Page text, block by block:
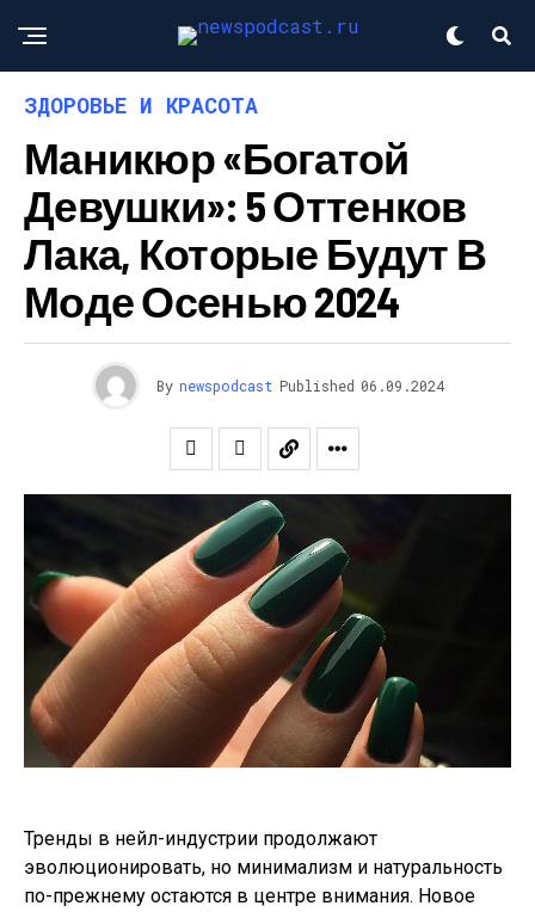
ЗДОРОВЬЕ И КРАСОТА
Маникюр «богатой
Девушки»: 5 Оттенков
Лака, Которые Будут В
Моде Осенью 2024
By newspodcast Published 06.09.2024
Тренды в нейл-индустрии продолжают
эволюционировать, но минимализм и натуральность
по-прежнему остаются в центре внимания. Новое